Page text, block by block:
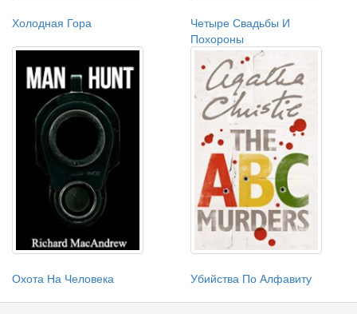
Холодная Гора
Четыре Свадьбы И
Похороны
Охота На Человека Убийства По Алфавиту